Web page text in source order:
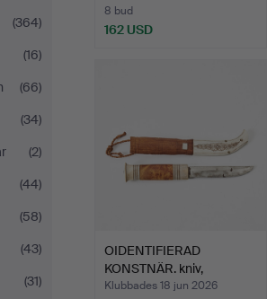
(364)
(16)
(66)
(34)
(2)
(44)
(58)
(43)
(31)
8 bud
162 USD
OIDENTIFIERAD
KONSTNÄR. kniv,
halvhorn, sk…
Klubbades 18 jun 2026